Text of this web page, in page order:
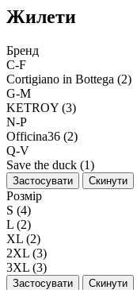
Жилети
Бренд
C-F
Cortigiano in Bottega (2)
G-M
KETROY (3)
N-P
Officina36 (2)
Q-V
Save the duck (1)
Застосувати Скинути
Розмір
S (4)
L (2)
XL (2)
2XL (3)
3XL (3)
Застосувати Скинути